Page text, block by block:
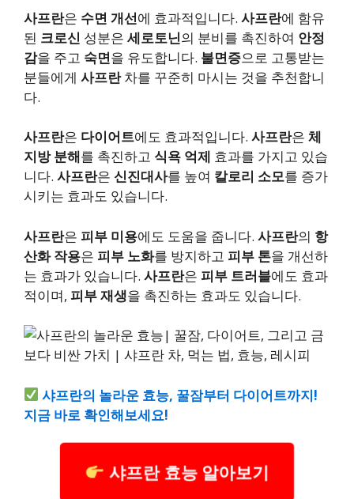
사프란은 수면 개선에 효과적입니다. 사프란에 함유
된 크로신 성분은 세로토닌의 분비를 촉진하여 안정
감을 주고 숙면을 유도합니다. 불면증으로 고통받는
분들에게 사프란차를 꾸준히 마시는 것을 추천합니
다.
사프란은 다이어트에도 효과적입니다. 사프란은 체
지방 분해를 촉진하고 식욕 억제 효과를 가지고 있습
니다. 사프란은 신진대사를 높여 칼로리 소모를 증가
시키는 효과도 있습니다.
사프란은 피부 미용에도 도움을 줍니다. 사프란의 항
산화 작용은 피부 노화를 방지하고 피부 톤을 개선하
는 효과가 있습니다. 사프란은 피부 트러블에도 효과
적이며, 피부 재생을 촉진하는 효과도 있습니다.
샤프란의 놀라운 효능, 꿀잠부터 다이어트까지!
지금 바로 확인해보세요!
샤프란 효능 알아보기